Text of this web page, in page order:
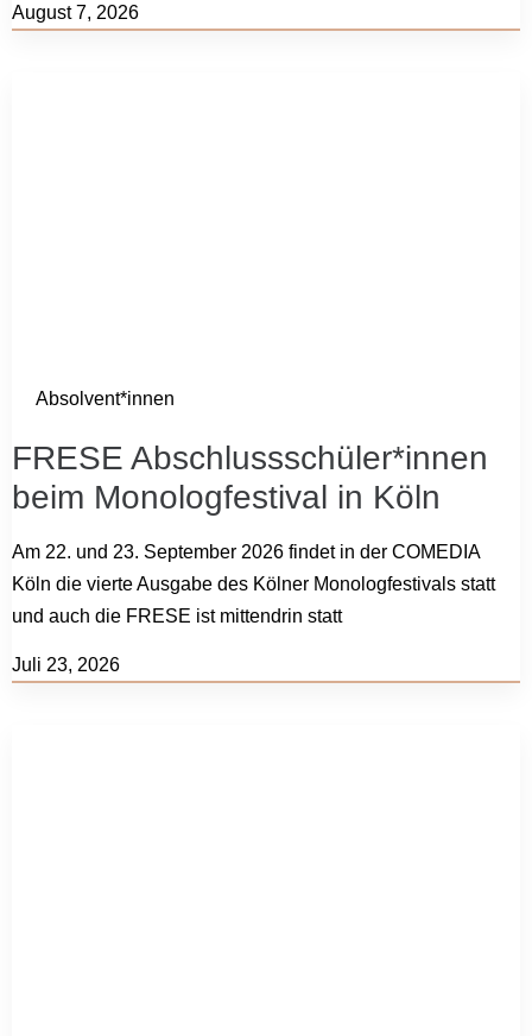
August 7, 2026
Absolvent*innen
FRESE Abschlussschüler*innen
beim Monologfestival in Köln
Am 22. und 23. September 2026 findet in der COMEDIA
Köln die vierte Ausgabe des Kölner Monologfestivals statt
und auch die FRESE ist mittendrin statt
Juli 23, 2026